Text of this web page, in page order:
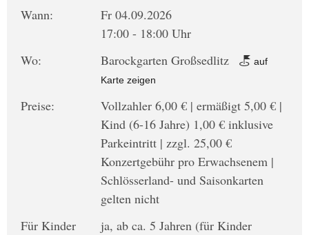
Wann:
Fr 04.09.2026
17:00 - 18:00 Uhr
Wo:
Barockgarten Großsedlitz
auf
Karte zeigen
Preise:
Vollzahler 6,00 € | ermäßigt 5,00 € |
Kind (6-16 Jahre) 1,00 € inklusive
Parkeintritt | zzgl. 25,00 €
Konzertgebühr pro Erwachsenem |
Schlösserland- und Saisonkarten
gelten nicht
Für Kinder
ja, ab ca. 5 Jahren (für Kinder